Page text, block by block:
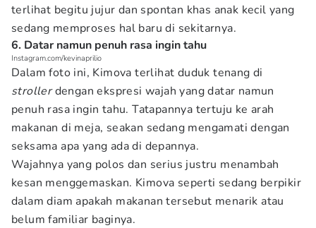
terlihat begitu jujur dan spontan khas anak kecil yang
sedang memproses hal baru di sekitarnya.
6. Datar namun penuh rasa ingin tahu
Instagram.com/kevinaprilio
Dalam foto ini, Kimova terlihat duduk tenang di
strollerdengan ekspresi wajah yang datar namun
penuh rasa ingin tahu. Tatapannya tertuju ke arah
makanan di meja, seakan sedang mengamati dengan
seksama apa yang ada di depannya.
Wajahnya yang polos dan serius justru menambah
kesan menggemaskan. Kimova seperti sedang berpikir
dalam diam apakah makanan tersebut menarik atau
belum familiar baginya.